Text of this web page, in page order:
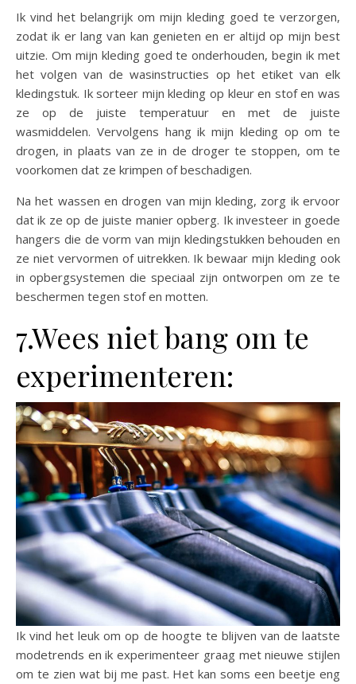
Ik vind het belangrijk om mijn kleding goed te verzorgen,
zodat ik er lang van kan genieten en er altijd op mijn best
uitzie. Om mijn kleding goed te onderhouden, begin ik met
het volgen van de wasinstructies op het etiket van elk
kledingstuk. Ik sorteer mijn kleding op kleur en stof en was
ze op de juiste temperatuur en met de juiste
wasmiddelen. Vervolgens hang ik mijn kleding op om te
drogen, in plaats van ze in de droger te stoppen, om te
voorkomen dat ze krimpen of beschadigen.
Na het wassen en drogen van mijn kleding, zorg ik ervoor
dat ik ze op de juiste manier opberg. Ik investeer in goede
hangers die de vorm van mijn kledingstukken behouden en
ze niet vervormen of uitrekken. Ik bewaar mijn kleding ook
in opbergsystemen die speciaal zijn ontworpen om ze te
beschermen tegen stof en motten.
7.Wees niet bang om te
experimenteren:
Ik vind het leuk om op de hoogte te blijven van de laatste
modetrends en ik experimenteer graag met nieuwe stijlen
om te zien wat bij me past. Het kan soms een beetje eng